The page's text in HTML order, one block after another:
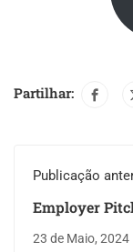
Partilhar:
Publicação
Employer
23 de Maio, 2024